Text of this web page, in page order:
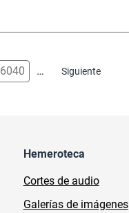
6040 … Siguiente
Siguiente página
Hemeroteca
Cortes de audio
Galerías de imágenes